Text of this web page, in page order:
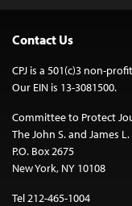
Contact Us
CPJ is a 501(c)3 non-
Our EIN is 13-3081500.
Committee to Protect
The John S. and James
P.O. Box 2675
New York, NY 10108
Tel 212-465-1004